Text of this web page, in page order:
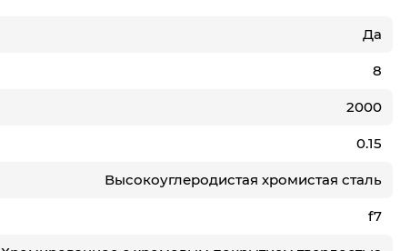
Да
8
2000
0.15
Высокоуглеродистая хромистая сталь
f7